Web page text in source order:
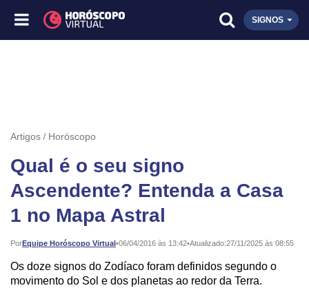
SIGNOS
Artigos Horóscopo
Qual é o seu signo
Ascendente? Entenda a Casa
1 no Mapa Astral
PorEquipe Horóscopo Virtual•
Publicado: 06/04/2016 às 13:42•Atualizado:27/11/2025 às 08:55
Os doze signos do Zodíaco foram definidos segundo o
movimento do Sol e dos planetas ao redor da Terra.